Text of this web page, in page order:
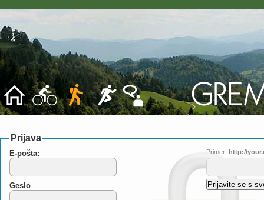
Prijava
E-pošta:
Geslo
Primer: http://